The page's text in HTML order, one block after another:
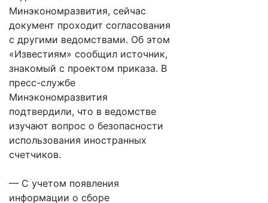
Минэкономразвития, сейчас
документ проходит согласования
с другими ведомствами. Об этом
«Известиям» сообщил источник,
знакомый с проектом приказа. В
пресс-службе
Минэкономразвития
подтвердили, что в ведомстве
изучают вопрос о безопасности
использования иностранных
счетчиков.
— С учетом появления
информации о сборе